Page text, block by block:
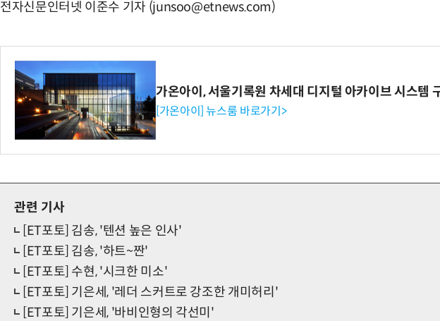
전자신문인터넷 이준수 기자 (junsoo@etnews.com)
가온아이, 서울기록원 차세대 디지털 아카이브 시스템
[가온아이] 뉴스룸 바로가기>
관련 기사
[ET포토] 김송, '텐션 높은 인사'
[ET포토] 김송, '하트~짠'
[ET포토] 수현, '시크한 미소'
[ET포토] 기은세, '레더 스커트로 강조한 개미허리'
[ET포토] 기은세, '바비인형의 각선미'